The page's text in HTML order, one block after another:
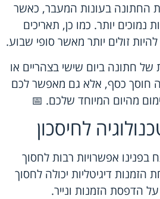
החתונה בעונות המעבר, כאשר
נמוכים יותר. כמו כן, תאריכים
זולים יותר מאשר סופי שבוע.
חתונה ביום שישי בצהריים או
חוסך כסף, אלא גם מאפשר לכם
מהיום המיוחד שלכם. 📅
לחיסכון
בפנינו אפשרויות רבות לחסוך
הזמנות דיגיטליות יכולה לחסוך
הדפסת הזמנות ונייר.